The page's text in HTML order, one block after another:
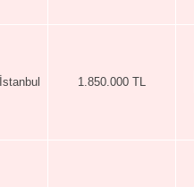
İstanbul 1.850.000 TL